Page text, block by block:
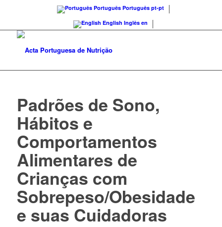
Português Português pt-pt
English Inglês en
Padrões de Sono,
Hábitos e
Comportamentos
Alimentares de
Crianças com
Sobrepeso/Obesidade
e suas Cuidadoras